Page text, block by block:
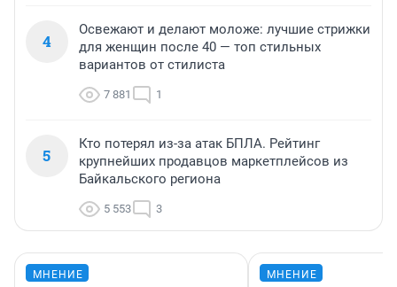
4
Освежают и делают моложе: лучшие стрижки
для женщин после 40 — топ стильных
вариантов от стилиста
7 881 1
5
Кто потерял из-за атак БПЛА. Рейтинг
крупнейших продавцов маркетплейсов из
Байкальского региона
5 553 3
МНЕНИЕ МНЕНИЕ